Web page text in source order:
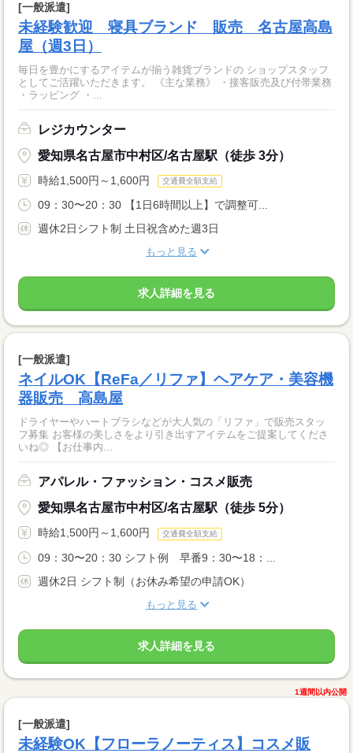
[一般派遣]
未経験歓迎 寝具ブランド 販売 名古屋高島
屋（週3日）
毎日を豊かにするアイテムが揃う雑貨ブランドの ショップスタッフ
としてご活躍いただきます。 《主な業務》 ・接客販売及び付帯業務
・ラッピング ・...
レジカウンター
愛知県名古屋市中村区/名古屋駅（徒歩 3分）
時給1,500円～1,600円 交通費全額支給
09：30〜20：30 【1日6時間以上】で調整可...
週休2日シフト制 土日祝含めた週3日
もっと見る
求人詳細を見る
[一般派遣]
ネイルOK【ReFa／リファ】ヘアケア・美容機
器販売 高島屋
ドライヤーやハートブラシなどが大人気の「リファ」で販売スタッ
フ募集 お客様の美しさをより引き出すアイテムをご提案してくださ
いね◎ 【お仕事内...
アパレル・ファッション・コスメ販売
愛知県名古屋市中村区/名古屋駅（徒歩 5分）
時給1,500円～1,600円 交通費全額支給
09：30〜20：30 シフト例 早番9：30〜18：...
週休2日 シフト制（お休み希望の申請OK）
もっと見る
求人詳細を見る
1週間以内公開
[一般派遣]
未経験OK【フローラノーティス】コスメ販